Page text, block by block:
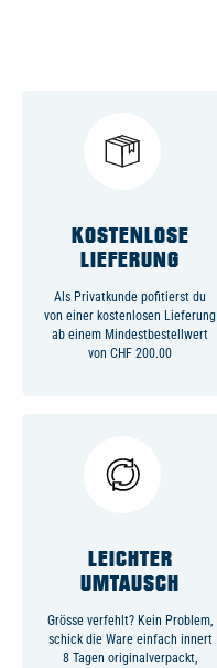
KOSTENLOSE
LIEFERUNG
Als Privatkunde pofitierst du
von einer kostenlosen Lieferung
ab einem Mindestbestellwert
von CHF 200.00
LEICHTER
UMTAUSCH
Grösse verfehlt? Kein Problem,
schick die Ware einfach innert
8 Tagen originalverpackt,